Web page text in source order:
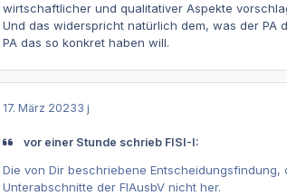
wirtschaftlicher und qualitativer Aspekte
Und das widerspricht natürlich dem, was der PA
PA das so konkret haben will.
17. März 20233 j
vor einer Stunde schrieb FISI-I:
Die von Dir beschriebene
Unterabschnitte der FIAusbV nicht her.